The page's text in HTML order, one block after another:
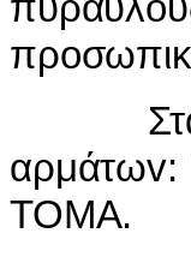
Στα
αρμάτωv:
ΤΟΜΑ.